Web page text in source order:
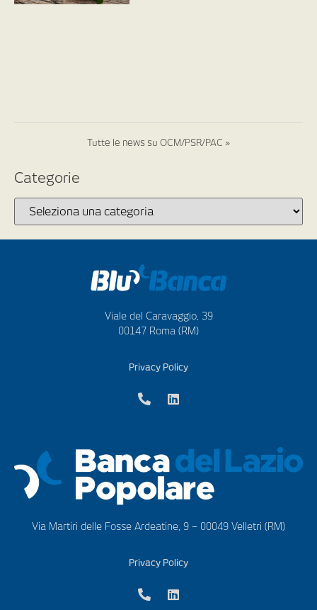
Tutte le news su OCM/PSR/PAC »
Categorie
Viale del Caravaggio, 39
00147 Roma (RM)
Privacy Policy
Via Martiri delle Fosse Ardeatine, 9 – 00049 Velletri (RM)
Privacy Policy